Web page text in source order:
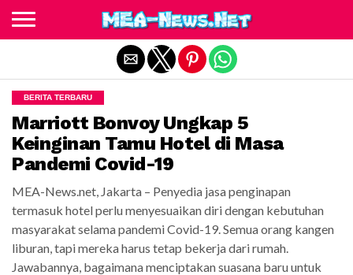
BERITA TERBARU
Marriott Bonvoy Ungkap 5
Keinginan Tamu Hotel di Masa
Pandemi Covid-19
MEA-News.net, Jakarta – Penyedia jasa penginapan
termasuk hotel perlu menyesuaikan diri dengan kebutuhan
masyarakat selama pandemi Covid-19. Semua orang kangen
liburan, tapi mereka harus tetap bekerja dari rumah.
Jawabannya, bagaimana menciptakan suasana baru untuk
Exit mobile version